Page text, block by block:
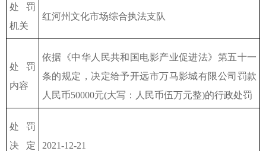
处罚
机关
红河州文化市场综合执法支队
处罚
内容
依据《中华人民共和国电影产业促进法》第五十一
条的规定，决定给予开远市万马影城有限公司罚款
人民币50000元(大写：人民币伍万元整)的行政处罚
处罚
决定
2021-12-21